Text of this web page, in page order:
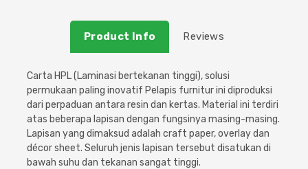
Atap & Lantai
Cat dan Kimia
Saniter
Product Info Reviews
Carta HPL (Laminasi bertekanan tinggi), solusi
permukaan paling inovatif Pelapis furnitur ini diproduksi
dari perpaduan antara resin dan kertas. Material ini terdiri
atas beberapa lapisan dengan fungsinya masing-masing.
Lapisan yang dimaksud adalah craft paper, overlay dan
décor sheet. Seluruh jenis lapisan tersebut disatukan di
bawah suhu dan tekanan sangat tinggi.